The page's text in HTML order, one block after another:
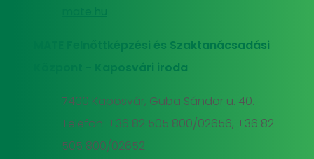
MATE Felnőttképzési és Szaktanácsadási
Központ - Kaposvári iroda
7400 Kaposvár, Guba Sándor u. 40.
Telefon: +36 82 505 800/02656, +36 82
505 800/02652